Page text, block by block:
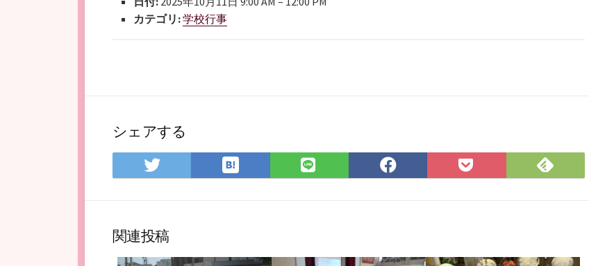
カテゴリ:学校行事
シェアする
Twitter
で
ア
は
て
LINE
で
Facebook
で
Pocket
に
Feedly
で
関連投稿